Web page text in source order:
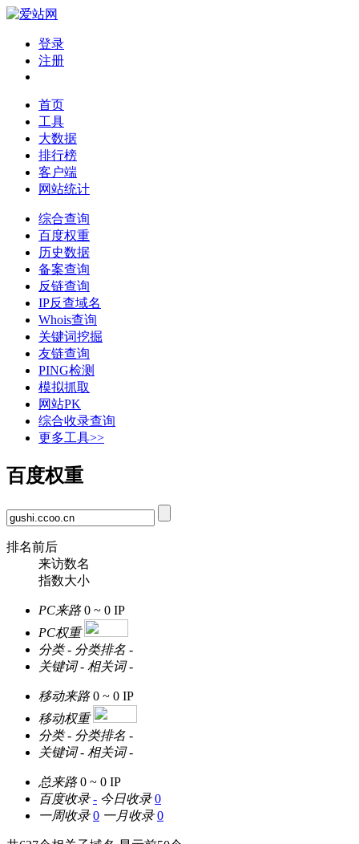
登录
注册
首页
工具
大数据
排行榜
客户端
网站统计
综合查询
百度权重
历史数据
备案查询
反链查询
IP反查域名
Whois查询
关键词挖掘
友链查询
PING检测
模拟抓取
网站PK
综合收录查询
更多工具>>
百度权重
排名前后
来访数名
指数大小
PC来路 0 ~ 0 IP
PC权重
分类 - 分类排名 -
关键词 - 相关词 -
移动来路 0 ~ 0 IP
移动权重
分类 - 分类排名 -
关键词 - 相关词 -
总来路 0 ~ 0 IP
百度收录 - 今日收录 0
一周收录 0 一月收录 0